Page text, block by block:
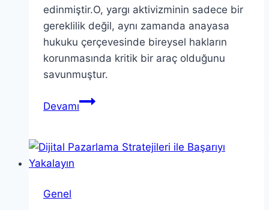
edinmiştir.O, yargı aktivizminin sadece bir
gereklilik değil, aynı zamanda anayasa
hukuku çerçevesinde bireysel hakların
korunmasında kritik bir araç olduğunu
savunmuştur.
DevamıTeori
Yargı
Genel